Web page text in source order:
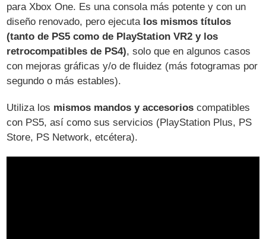
para Xbox One. Es una consola más potente y con un
diseño renovado, pero ejecuta los mismos títulos
(tanto de PS5 como de PlayStation VR2 y los
retrocompatibles de PS4), solo que en algunos casos
con mejoras gráficas y/o de fluidez (más fotogramas por
segundo o más estables).
Utiliza los mismos mandos y accesorios compatibles
con PS5, así como sus servicios (PlayStation Plus, PS
Store, PS Network, etcétera).